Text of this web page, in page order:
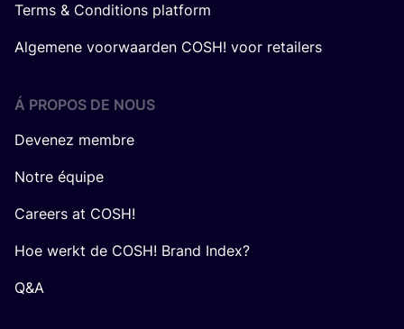
Terms & Conditions platform
Algemene voorwaarden COSH! voor retailers
Á PROPOS DE NOUS
Devenez membre
Notre équipe
Careers at COSH!
Hoe werkt de COSH! Brand Index?
Q&A